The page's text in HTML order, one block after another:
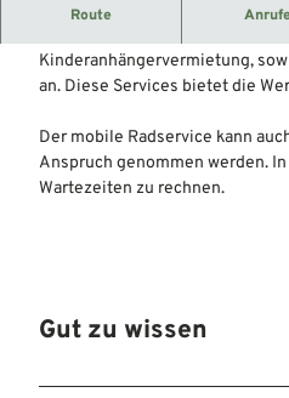
Route
Service rund ums Fahrrad.
Kinderanhängervermietung,
an. Diese Services bietet die
Der mobile Radservice kann
Anspruch genommen werden.
Wartezeiten zu rechnen.
Gut zu wissen